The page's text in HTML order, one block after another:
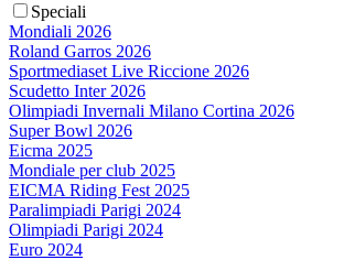
Speciali
Mondiali 2026
Roland Garros 2026
Sportmediaset Live Riccione 2026
Scudetto Inter 2026
Olimpiadi Invernali Milano Cortina 2026
Super Bowl 2026
Eicma 2025
Mondiale per club 2025
EICMA Riding Fest 2025
Paralimpiadi Parigi 2024
Olimpiadi Parigi 2024
Euro 2024